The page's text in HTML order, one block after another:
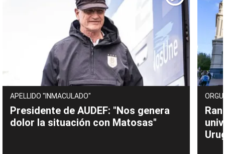
APELLIDO "INMACULADO"
Presidente de AUDEF: "Nos genera
dolor la situación con Matosas"